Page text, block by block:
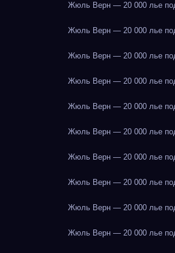
Жюль Верн — 20 000 лье
Жюль Верн — 20 000 лье
Жюль Верн — 20 000 лье
Жюль Верн — 20 000 лье
Жюль Верн — 20 000 лье
Жюль Верн — 20 000 лье
Жюль Верн — 20 000 лье
Жюль Верн — 20 000 лье
Жюль Верн — 20 000 лье
Жюль Верн — 20 000 лье